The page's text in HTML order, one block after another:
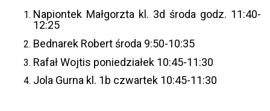
Napiontek Małgorzta kl. 3d środa godz. 11:40-
12:25
Bednarek Robert środa 9:50-10:35
Rafał Wojtis poniedziałek 10:45-11:30
Jola Gurna kl. 1b czwartek 10:45-11:30